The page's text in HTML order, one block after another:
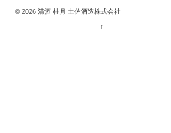
© 2026 清酒 桂月 土佐酒造株式会社
↑